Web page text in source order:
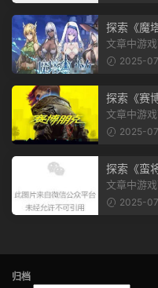
探索《魔
棋，战斗
文章中游戏下载地址
2025-
探索《赛
市，感受
文章中游戏下载地址
有个图片
2025-
探索《蛮
赴手游盛
文章中游戏下载地址
文。
2025-
归档